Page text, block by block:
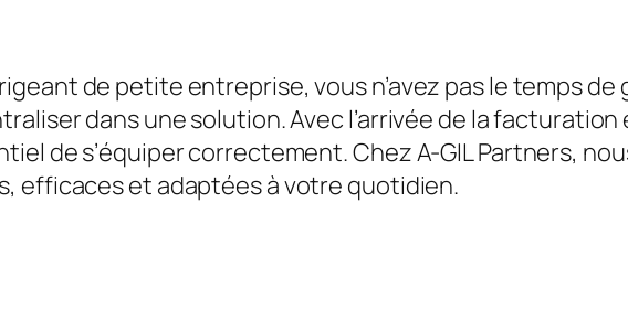
de petite entreprise, vous n’avez pas le temps
dans une solution. Avec l’arrivée de la
de s’équiper correctement. Chez A-GIL Partners,
efficaces et adaptées à votre quotidien.